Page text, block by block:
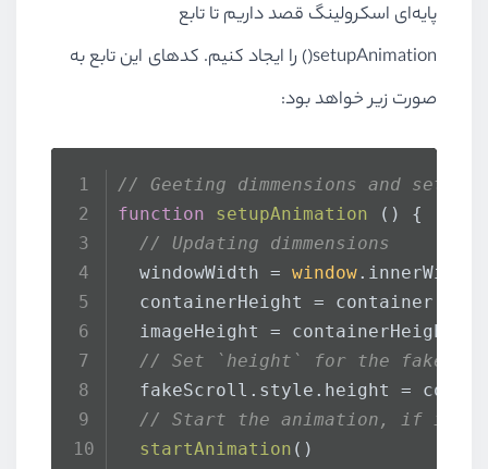
پایه‌ای اسکرولینگ قصد داریم تا تابع
setupAnimation() را ایجاد کنیم. کدهای این تابع به
صورت زیر خواهد بود:
// Geeting dimmensions and
function
setupAnimation () {
// Updating dimmensions
  windowWidth =
window. innerWidth
  containerHeight = container.
imageHeight = containerHeight
// Set `height` for the fake
  fakeScroll.
style . height
=
// Start the animation, if it is
startAnimation ()